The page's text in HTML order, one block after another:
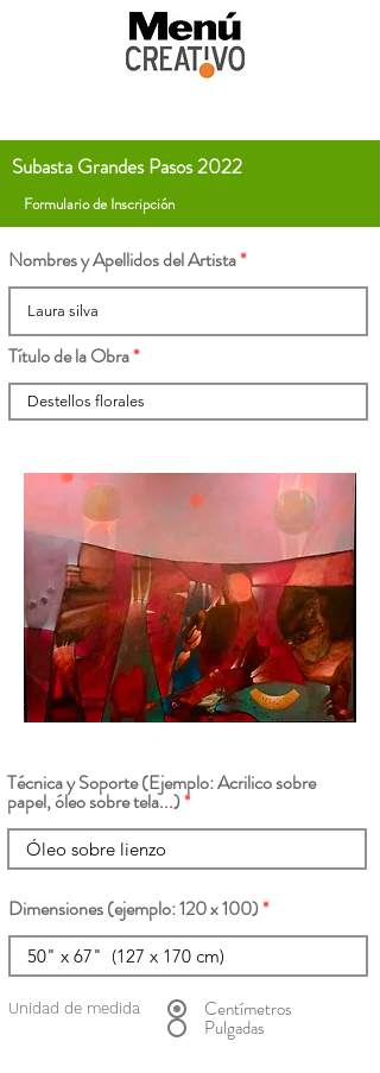
Subasta Grandes Pasos 2022
Formulario de Inscripción
Nombres y Apellidos del Artista
Título de la Obra
Técnica y Soporte (Ejemplo: Acrilico sobre
papel, óleo sobre tela...)
Dimensiones (ejemplo: 120 x 100)
Unidad de medida Centímetros
Pulgadas